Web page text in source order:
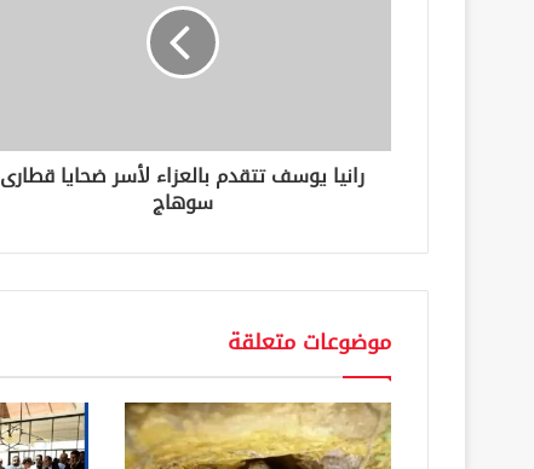
ن
رانيا يوسف تتقدم بالعزاء لأسر ضحايا قطارى
سوهاج
موضوعات متعلقة